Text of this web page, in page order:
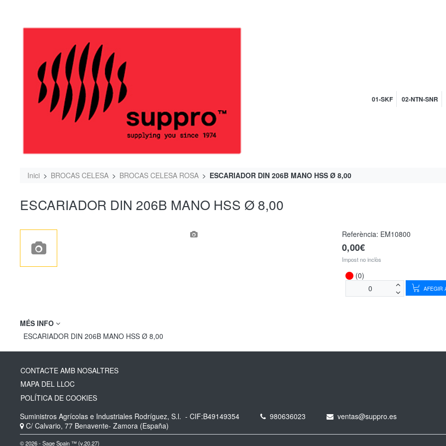
01-SKF 02-NTN-SNR
Inici BROCAS CELESA BROCAS CELESA ROSA ESCARIADOR DIN 206B MANO HSS Ø 8,00
ESCARIADOR DIN 206B MANO HSS Ø 8,00
Referència: EM10800
0,00€
Impost no inclòs
(0)
AFEGIR
MÉS INFO
ESCARIADOR DIN 206B MANO HSS Ø 8,00
CONTACTE AMB NOSALTRES
MAPA DEL LLOC
POLÍTICA DE COOKIES
Suministros Agrícolas e Industriales Rodríguez, S.l. - CIF:B49149354
C/ Calvario, 77 Benavente- Zamora (España)
980636023 ventas@suppro.es
© 2026 - Sage Spain ™ (v.20.27)